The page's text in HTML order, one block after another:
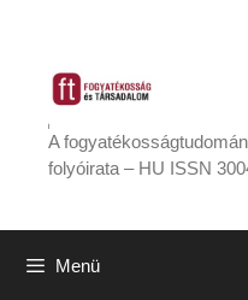
tartalomba
A
folyóirata – HU ISSN
Menü